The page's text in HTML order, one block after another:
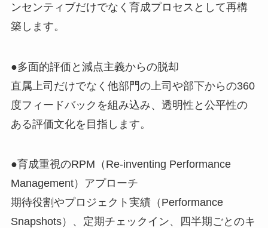
ンセンティブだけでなく育成プロセスとして再構
築します。
●多面的評価と減点主義からの脱却
直属上司だけでなく他部門の上司や部下からの360
度フィードバックを組み込み、透明性と公平性の
ある評価文化を目指します。
●育成重視のRPM（Re‑inventing Performance
Management）アプローチ
期待役割やプロジェクト実績（Performance
Snapshots）、定期チェックイン、四半期ごとのキ